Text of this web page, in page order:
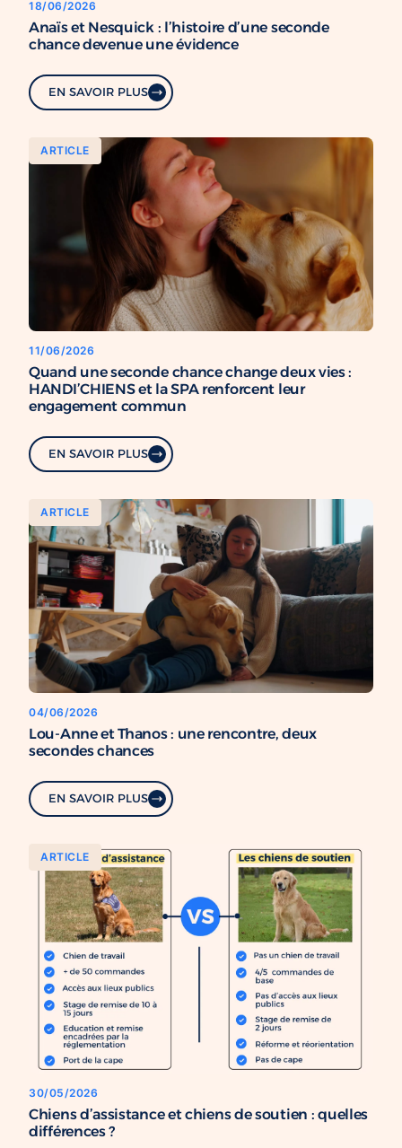
18/06/2026
Anaïs et Nesquick : l’histoire d’une seconde
chance devenue une évidence
EN SAVOIR PLUS
ARTICLE
11/06/2026
Quand une seconde chance change deux vies :
HANDI’CHIENS et la SPA renforcent leur
engagement commun
EN SAVOIR PLUS
ARTICLE
04/06/2026
Lou-Anne et Thanos : une rencontre, deux
secondes chances
EN SAVOIR PLUS
ARTICLE
30/05/2026
Chiens d’assistance et chiens de soutien : quelles
différences ?